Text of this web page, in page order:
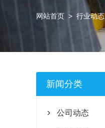
网站首页 > 行业动态
新闻分类
 公司动态